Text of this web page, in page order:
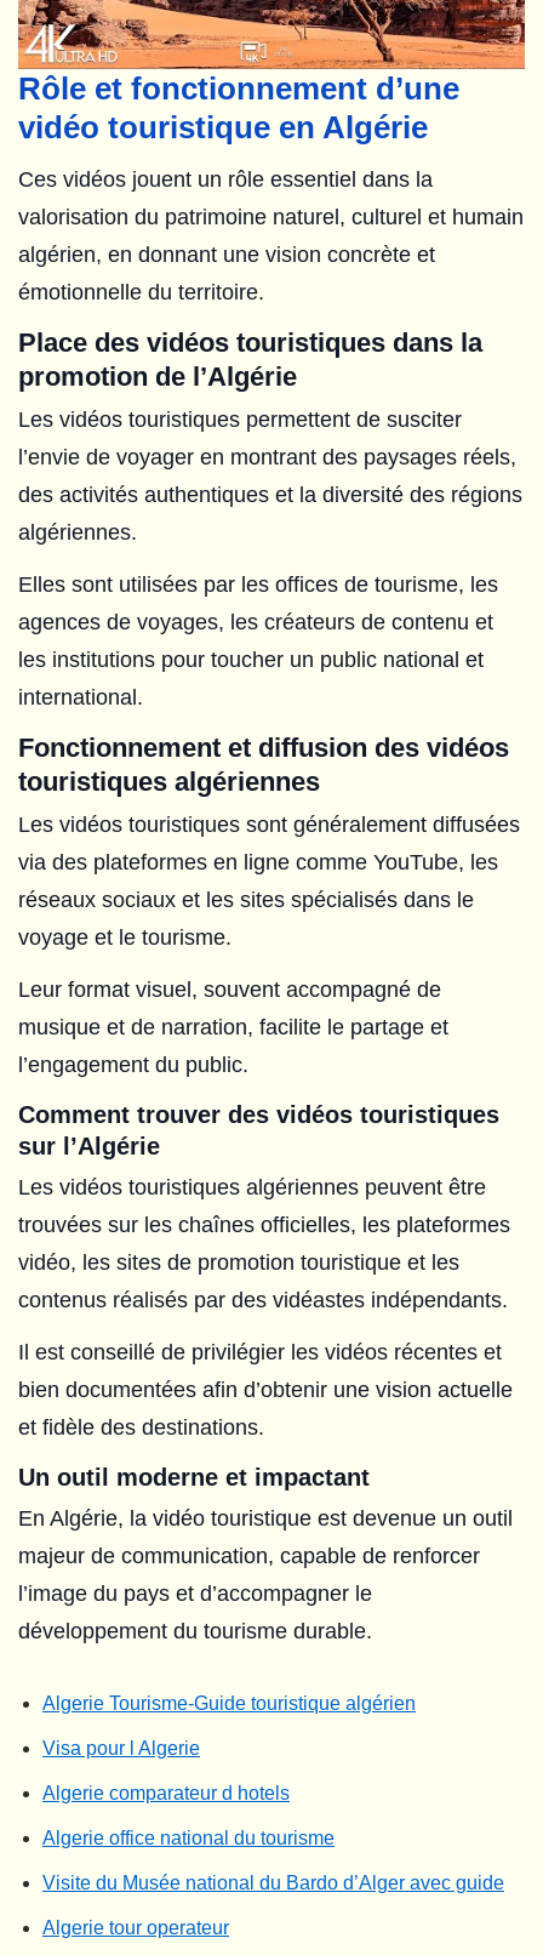
Rôle et fonctionnement d’une
vidéo touristique en Algérie
Ces vidéos jouent un rôle essentiel dans la
valorisation du patrimoine naturel, culturel et humain
algérien, en donnant une vision concrète et
émotionnelle du territoire.
Place des vidéos touristiques dans la
promotion de l’Algérie
Les vidéos touristiques permettent de susciter
l’envie de voyager en montrant des paysages réels,
des activités authentiques et la diversité des régions
algériennes.
Elles sont utilisées par les offices de tourisme, les
agences de voyages, les créateurs de contenu et
les institutions pour toucher un public national et
international.
Fonctionnement et diffusion des vidéos
touristiques algériennes
Les vidéos touristiques sont généralement diffusées
via des plateformes en ligne comme YouTube, les
réseaux sociaux et les sites spécialisés dans le
voyage et le tourisme.
Leur format visuel, souvent accompagné de
musique et de narration, facilite le partage et
l’engagement du public.
Comment trouver des vidéos touristiques
sur l’Algérie
Les vidéos touristiques algériennes peuvent être
trouvées sur les chaînes officielles, les plateformes
vidéo, les sites de promotion touristique et les
contenus réalisés par des vidéastes indépendants.
Il est conseillé de privilégier les vidéos récentes et
bien documentées afin d’obtenir une vision actuelle
et fidèle des destinations.
Un outil moderne et impactant
En Algérie, la vidéo touristique est devenue un outil
majeur de communication, capable de renforcer
l’image du pays et d’accompagner le
développement du tourisme durable.
Algerie Tourisme-Guide touristique algérien
Visa pour l Algerie
Algerie comparateur d hotels
Algerie office national du tourisme
Visite du Musée national du Bardo d’Alger avec guide
Algerie tour operateur